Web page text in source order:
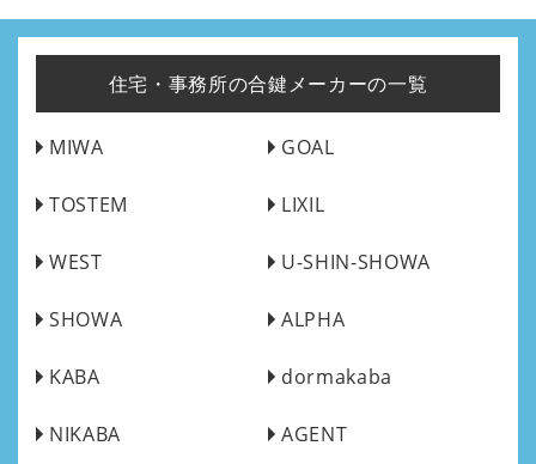
住宅・事務所の合鍵メーカーの一覧
MIWA GOAL
TOSTEM LIXIL
WEST U-SHIN-SHOWA
SHOWA ALPHA
KABA dormakaba
NIKABA AGENT